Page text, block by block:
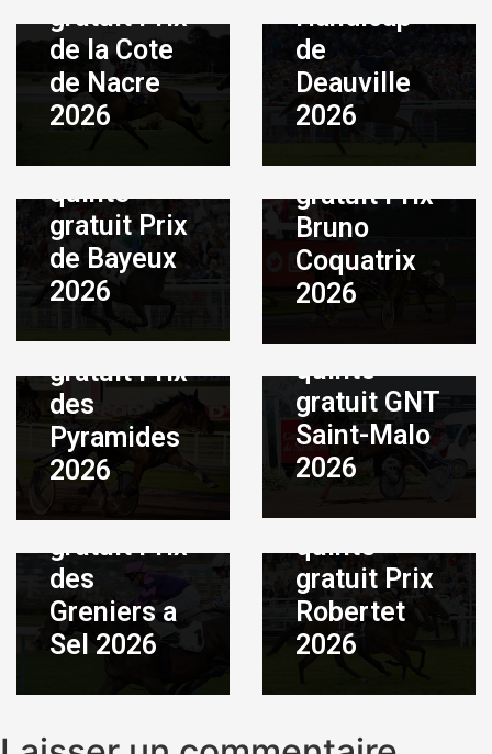
gratuit Prix
de la Cote
de Nacre
2026
Handicap
de
Deauville
2026
Août 6, 2026
ADMIN
Pronostic
quinté
gratuit Prix
de Bayeux
2026
Août 5, 2026
By
ADMIN
Pronostic
quinté
gratuit Prix
Bruno
Coquatrix
2026
Août 4, 2026 | By
ADMIN
Pronostic
quinté
gratuit Prix
des
Pyramides
2026
Août 3, 2026
ADMIN
Pronostic
quinté
gratuit GNT
Saint-Malo
2026
Août 1, 2026 | By
ADMIN
Pronostic
quinté
gratuit Prix
des
Greniers a
Sel 2026
Juillet 31, 2026
ADMIN
Pronostic
quinté
gratuit Prix
Robertet
2026